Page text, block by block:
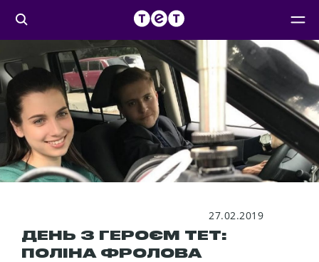
27.02.2019
ДЕНЬ З ГЕРОЄМ ТЕТ:
ПОЛІНА ФРОЛОВА